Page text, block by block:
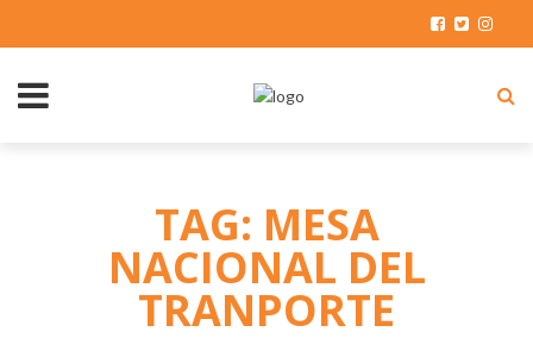
TAG: MESA
NACIONAL DEL
TRANPORTE